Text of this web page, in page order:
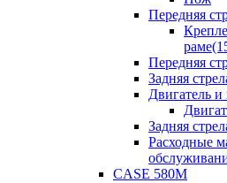
Передняя
Передняя
Задняя
Двигатель и
Задняя
Расходные
CASE 580M